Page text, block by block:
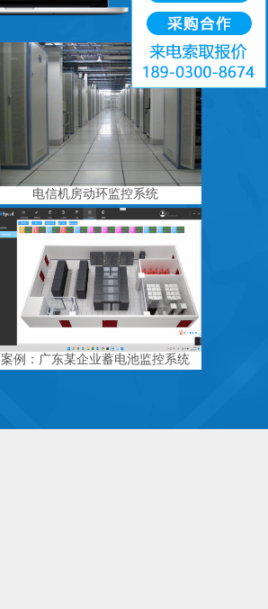
电信机房动环监控系统
案例：广东某企业蓄电池监控系统